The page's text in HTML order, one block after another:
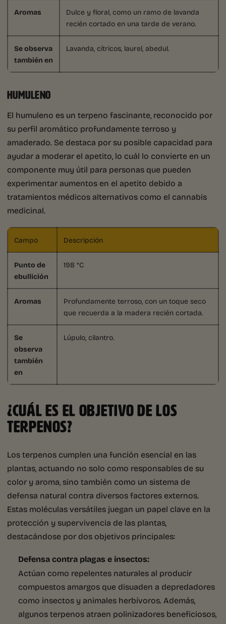
Aromas
Dulce y floral, como un ramo de lavanda
recién cortado en una tarde de verano.
Se observa
también en
Lavanda, cítricos, laurel, abedul.
HUMULENO
El humuleno es un terpeno fascinante, reconocido por
su perfil aromático profundamente terroso y
amaderado. Se destaca por su posible capacidad para
ayudar a moderar el apetito, lo cuál lo convierte en un
componente muy útil para personas que pueden
experimentar aumentos en el apetito debido a
tratamientos médicos alternativos como el cannabis
medicinal.
Campo Descripción
Punto de
ebullición
198 °C
Aromas
Profundamente terroso, con un toque seco
que recuerda a la madera recién cortada.
Se
observa
también
en
Lúpulo, cilantro.
¿CUÁL ES EL OBJETIVO DE LOS
TERPENOS?
Los terpenos cumplen una función esencial en las
plantas, actuando no solo como responsables de su
color y aroma, sino también como un sistema de
defensa natural contra diversos factores externos.
Estas moléculas versátiles juegan un papel clave en la
protección y supervivencia de las plantas,
destacándose por dos objetivos principales:
Defensa contra plagas e insectos:
Actúan como repelentes naturales al producir
compuestos amargos que disuaden a depredadores
como insectos y animales herbívoros. Además,
algunos terpenos atraen polinizadores beneficiosos,